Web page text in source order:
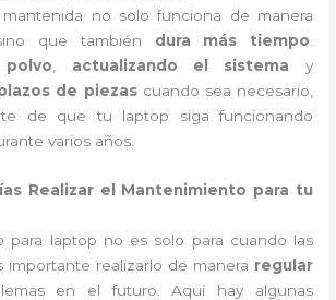
no solo funciona de manera
que también dura más tiempo
actualizando el sistema y
de piezascuando sea necesario,
de que tu laptop siga funcionando
varios años.
Realizar el Mantenimiento para tu
para laptop no es solo para cuando las
importante realizarlo de manera regular
en el futuro. Aquí hay algunas